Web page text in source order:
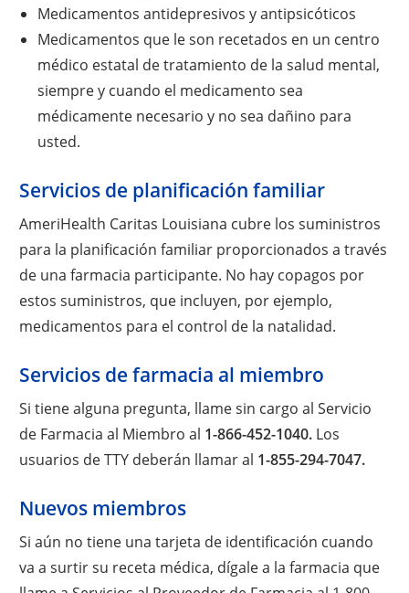
Medicamentos antidepresivos y antipsicóticos
Medicamentos que le son recetados en un centro
médico estatal de tratamiento de la salud mental,
siempre y cuando el medicamento sea
médicamente necesario y no sea dañino para
usted.
Servicios de planificación familiar
AmeriHealth Caritas Louisiana cubre los suministros
para la planificación familiar proporcionados a través
de una farmacia participante. No hay copagos por
estos suministros, que incluyen, por ejemplo,
medicamentos para el control de la natalidad.
Servicios de farmacia al miembro
Si tiene alguna pregunta, llame sin cargo al Servicio
de Farmacia al Miembro al 1-866-452-1040. Los
usuarios de TTY deberán llamar al 1-855-294-7047.
Nuevos miembros
Si aún no tiene una tarjeta de identificación cuando
va a surtir su receta médica, dígale a la farmacia que